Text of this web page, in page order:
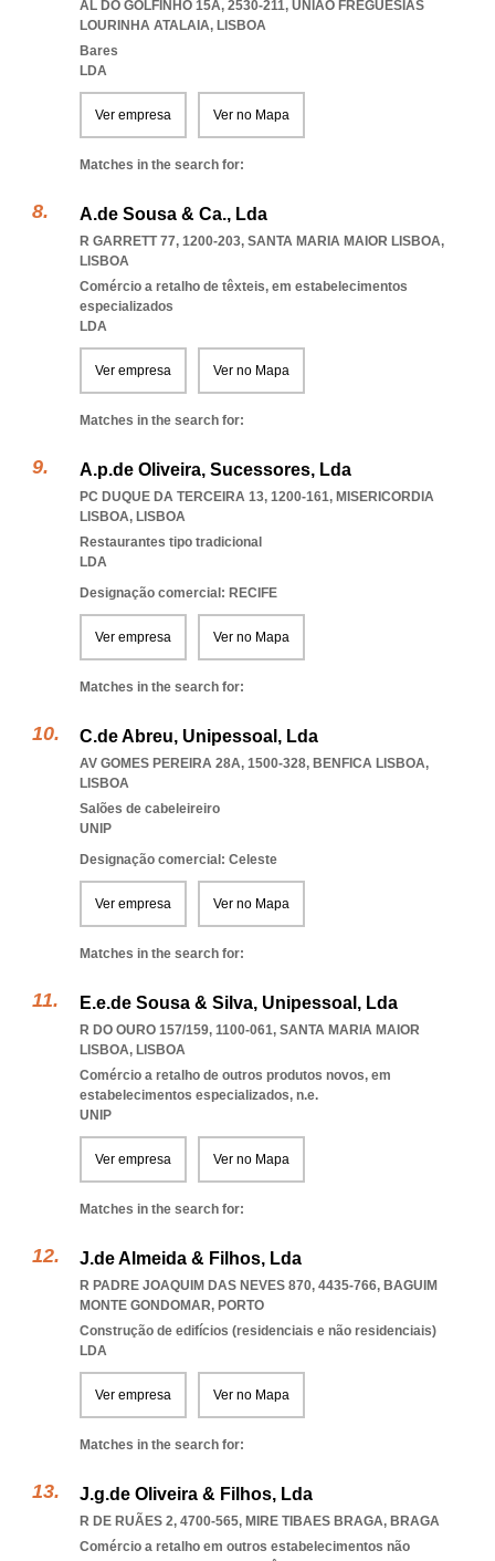
AL DO GOLFINHO 15A, 2530-211, UNIAO FREGUESIAS
LOURINHA ATALAIA, LISBOA
Bares
LDA
Ver empresa Ver no Mapa
Matches in the search for:
A.de Sousa & Ca., Lda
R GARRETT 77, 1200-203, SANTA MARIA MAIOR LISBOA,
LISBOA
Comércio a retalho de têxteis, em estabelecimentos
especializados
LDA
Ver empresa Ver no Mapa
Matches in the search for:
A.p.de Oliveira, Sucessores, Lda
PC DUQUE DA TERCEIRA 13, 1200-161, MISERICORDIA
LISBOA, LISBOA
Restaurantes tipo tradicional
LDA
Designação comercial: RECIFE
Ver empresa Ver no Mapa
Matches in the search for:
C.de Abreu, Unipessoal, Lda
AV GOMES PEREIRA 28A, 1500-328, BENFICA LISBOA,
LISBOA
Salões de cabeleireiro
UNIP
Designação comercial: Celeste
Ver empresa Ver no Mapa
Matches in the search for:
E.e.de Sousa & Silva, Unipessoal, Lda
R DO OURO 157/159, 1100-061, SANTA MARIA MAIOR
LISBOA, LISBOA
Comércio a retalho de outros produtos novos, em
estabelecimentos especializados, n.e.
UNIP
Ver empresa Ver no Mapa
Matches in the search for:
J.de Almeida & Filhos, Lda
R PADRE JOAQUIM DAS NEVES 870, 4435-766, BAGUIM
MONTE GONDOMAR, PORTO
Construção de edifícios (residenciais e não residenciais)
LDA
Ver empresa Ver no Mapa
Matches in the search for:
J.g.de Oliveira & Filhos, Lda
R DE RUÃES 2, 4700-565, MIRE TIBAES BRAGA, BRAGA
Comércio a retalho em outros estabelecimentos não